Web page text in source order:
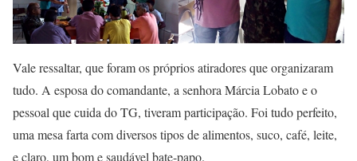
Vale ressaltar, que foram os próprios atiradores que organizaram
tudo. A esposa do comandante, a senhora Márcia Lobato e o
pessoal que cuida do TG, tiveram participação. Foi tudo perfeito,
uma mesa farta com diversos tipos de alimentos, suco, café, leite,
e claro, um bom e saudável bate-papo.